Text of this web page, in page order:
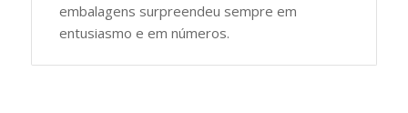
embalagens surpreendeu sempre em
entusiasmo e em números.